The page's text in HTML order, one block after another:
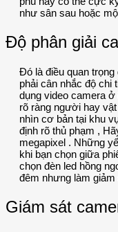
như sân sau hoặc
Độ phân giải
Đó là điều quan
phải cân nhắc độ chi
dụng video camera
rõ ràng người hay
nhìn cơ bản tại khu
định rõ thủ phạm ,
megapixel . Những
khi bạn chọn giữa
chọn đèn led hồng
đêm nhưng làm giảm
Giám sát